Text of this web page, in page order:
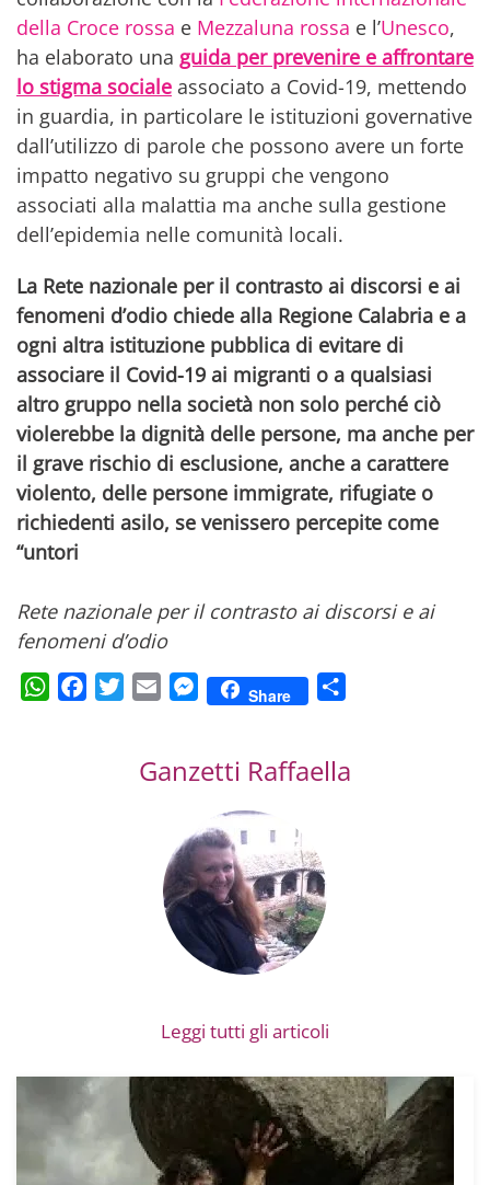
della Croce rossa e Mezzaluna rossa e l’Unesco,
ha elaborato una guida per prevenire e affrontare
lo stigma sociale associato a Covid-19, mettendo
in guardia, in particolare le istituzioni governative
dall’utilizzo di parole che possono avere un forte
impatto negativo su gruppi che vengono
associati alla malattia ma anche sulla gestione
dell’epidemia nelle comunità locali.
La Rete nazionale per il contrasto ai discorsi e ai
fenomeni d’odio chiede alla Regione Calabria e a
ogni altra istituzione pubblica di evitare di
associare il Covid-19 ai migranti o a qualsiasi
altro gruppo nella società non solo perché ciò
violerebbe la dignità delle persone, ma anche per
il grave rischio di esclusione, anche a carattere
violento, delle persone immigrate, rifugiate o
richiedenti asilo, se venissero percepite come
“untori
Rete nazionale per il contrasto ai discorsi e ai
fenomeni d’odio
WhatsAppFacebookTwitterEmail Messenger
Share
Ganzetti Raffaella
Leggi tutti gli articoli